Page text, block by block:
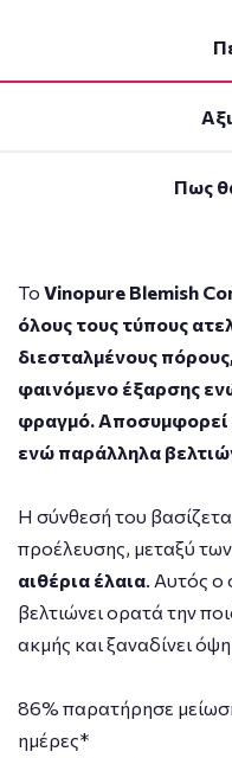
Πως
Το Vinopure Blemish
όλους τους τύπους
διεσταλμένους
φαινόμενο έξαρσης
φραγμό. Αποσυμφορεί
ενώ παράλληλα
Η σύνθεσή του
προέλευσης, μεταξύ
αιθέρια έλαια. Αυτός ο
βελτιώνει ορατά την
ακμής και ξαναδίνει
86% παρατήρησε
ημέρες*